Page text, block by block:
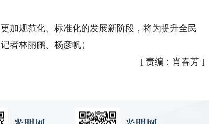
规范化、标准化的发展新阶段，将为提升全民
者林丽鹂、杨彦帆）
[ 责编：肖春芳 ]